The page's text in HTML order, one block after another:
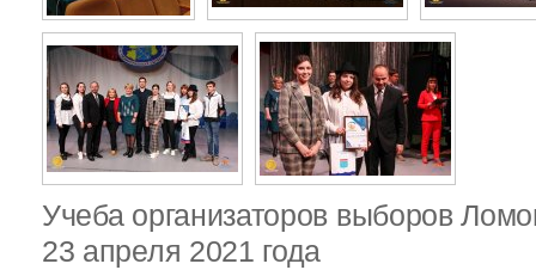
Учеба организаторов выборов
23 апреля 2021 года